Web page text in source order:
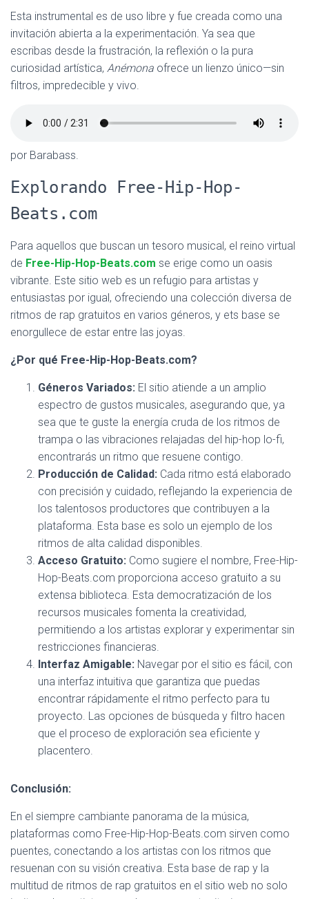
Esta instrumental es de uso libre y fue creada como una
invitación abierta a la experimentación. Ya sea que
escribas desde la frustración, la reflexión o la pura
curiosidad artística, Anémona ofrece un lienzo único—sin
filtros, impredecible y vivo.
por Barabass.
Explorando Free-Hip-Hop-
Beats.com
Para aquellos que buscan un tesoro musical, el reino virtual
de Free-Hip-Hop-Beats.com se erige como un oasis
vibrante. Este sitio web es un refugio para artistas y
entusiastas por igual, ofreciendo una colección diversa de
ritmos de rap gratuitos en varios géneros, y ets base se
enorgullece de estar entre las joyas.
¿Por qué Free-Hip-Hop-Beats.com?
Géneros Variados: El sitio atiende a un amplio
espectro de gustos musicales, asegurando que, ya
sea que te guste la energía cruda de los ritmos de
trampa o las vibraciones relajadas del hip-hop lo-fi,
encontrarás un ritmo que resuene contigo.
Producción de Calidad: Cada ritmo está elaborado
con precisión y cuidado, reflejando la experiencia de
los talentosos productores que contribuyen a la
plataforma. Esta base es solo un ejemplo de los
ritmos de alta calidad disponibles.
Acceso Gratuito: Como sugiere el nombre, Free-Hip-
Hop-Beats.com proporciona acceso gratuito a su
extensa biblioteca. Esta democratización de los
recursos musicales fomenta la creatividad,
permitiendo a los artistas explorar y experimentar sin
restricciones financieras.
Interfaz Amigable: Navegar por el sitio es fácil, con
una interfaz intuitiva que garantiza que puedas
encontrar rápidamente el ritmo perfecto para tu
proyecto. Las opciones de búsqueda y filtro hacen
que el proceso de exploración sea eficiente y
placentero.
Conclusión:
En el siempre cambiante panorama de la música,
plataformas como Free-Hip-Hop-Beats.com sirven como
puentes, conectando a los artistas con los ritmos que
resuenan con su visión creativa. Esta base de rap y la
multitud de ritmos de rap gratuitos en el sitio web no solo